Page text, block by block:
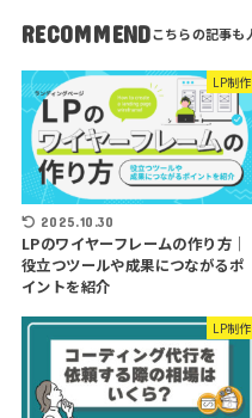
RECOMMEND
LP制作
2025.10.30
LPのワイヤーフレームの作り方｜
役立つツールや成果につながるポ
イントを紹介
LP制作